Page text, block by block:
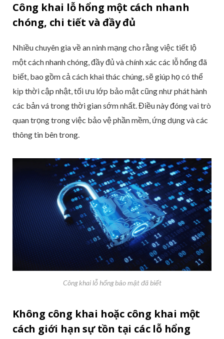
Công khai lỗ hổng một cách nhanh
chóng, chi tiết và đầy đủ
Nhiều chuyên gia về an ninh mạng cho rằng việc tiết lộ
một cách nhanh chóng, đầy đủ và chính xác các lỗ hổng đã
biết, bao gồm cả cách khai thác chúng, sẽ giúp họ có thể
kịp thời cập nhật, tối ưu lớp bảo mật cũng như phát hành
các bản vá trong thời gian sớm nhất. Điều này đóng vai trò
quan trọng trong việc bảo vệ phần mềm, ứng dụng và các
thông tin bên trong.
Công khai lỗ hổng bảo mật đã biết
Không công khai hoặc công khai một
cách giới hạn sự tồn tại các lỗ hổng